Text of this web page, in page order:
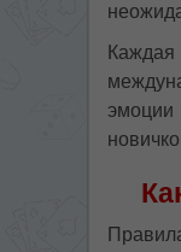
эмоции